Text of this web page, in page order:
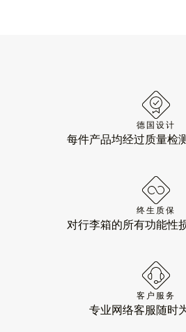
德国设计
每件产品均经过质量检
终生质保
对行李箱的所有功能性
客户服务
专业网络客服随时